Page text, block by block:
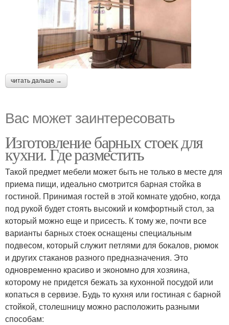
читать дальше →
Вас может заинтересовать
Изготовление барных стоек для
кухни. Где разместить
Такой предмет мебели может быть не только в месте для
приема пищи, идеально смотрится барная стойка в
гостиной. Принимая гостей в этой комнате удобно, когда
под рукой будет стоять высокий и комфортный стол, за
который можно еще и присесть. К тому же, почти все
варианты барных стоек оснащены специальным
подвесом, который служит петлями для бокалов, рюмок
и других стаканов разного предназначения. Это
одновременно красиво и экономно для хозяина,
которому не придется бежать за кухонной посудой или
копаться в сервизе. Будь то кухня или гостиная с барной
стойкой, столешницу можно расположить разными
способам: